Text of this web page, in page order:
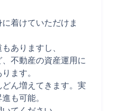
着けていただけま
ありますし、
不動産の資産運用に
ます。
ん増えてきます。実
も可能。